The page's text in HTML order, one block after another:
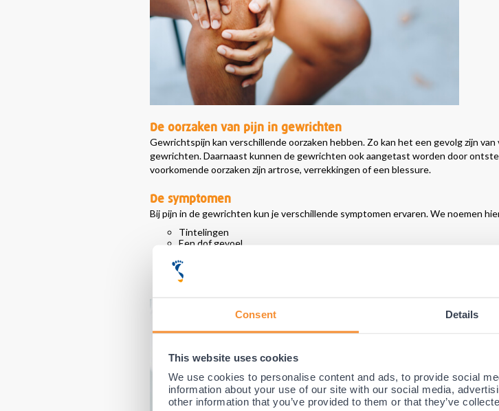
Consent Details
This website uses cookies
We use cookies to personalise content and ads, to provide social
information about your use of our site with our social media,
other information that you’ve provided to them or that they’ve
De oorzaken van pijn in gewrichten
Gewrichtspijn kan verschillende oorzaken hebben. Zo kan het een gevolg zijn
gewrichten. Daarnaast kunnen de gewrichten ook aangetast worden door
voorkomende oorzaken zijn artrose, verrekkingen of een blessure.
De symptomen
Bij pijn in de gewrichten kun je verschillende symptomen ervaren. We noemen
Tintelingen
Een dof gevoel
Stijfheid, pijn en gezwollen gewricht
Het gevoel alsof het gewricht vastzit of dat er iets in het gewricht zit